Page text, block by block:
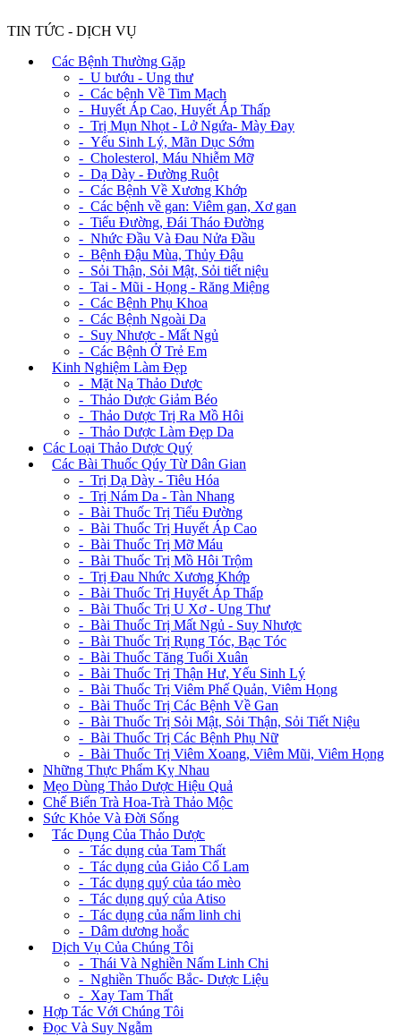
TIN TỨC - DỊCH VỤ
Các Bệnh Thường Gặp
- U bướu - Ung thư
- Các bệnh Về Tim Mạch
- Huyết Áp Cao, Huyết Áp Thấp
- Trị Mụn Nhọt - Lở Ngứa- Mày Đay
- Yếu Sinh Lý, Mãn Dục Sớm
- Cholesterol, Máu Nhiễm Mỡ
- Dạ Dày - Đường Ruột
- Các Bệnh Về Xương Khớp
- Các bệnh về gan: Viêm gan, Xơ gan
- Tiểu Đường, Đái Tháo Đường
- Nhức Đầu Và Đau Nửa Đầu
- Bệnh Đậu Mùa, Thủy Đậu
- Sỏi Thận, Sỏi Mật, Sỏi tiết niệu
- Tai - Mũi - Họng - Răng Miệng
- Các Bệnh Phụ Khoa
- Các Bệnh Ngoài Da
- Suy Nhược - Mất Ngủ
- Các Bệnh Ở Trẻ Em
Kinh Nghiệm Làm Đẹp
- Mặt Nạ Thảo Dược
- Thảo Dược Giảm Béo
- Thảo Dược Trị Ra Mồ Hôi
- Thảo Dược Làm Đẹp Da
Các Loại Thảo Dược Quý
Các Bài Thuốc Qúy Từ Dân Gian
- Trị Dạ Dày - Tiêu Hóa
- Trị Nám Da - Tàn Nhang
- Bài Thuốc Trị Tiểu Đường
- Bài Thuốc Trị Huyết Áp Cao
- Bài Thuốc Trị Mỡ Máu
- Bài Thuốc Trị Mồ Hôi Trộm
- Trị Đau Nhức Xương Khớp
- Bài Thuốc Trị Huyết Áp Thấp
- Bài Thuốc Trị U Xơ - Ung Thư
- Bài Thuốc Trị Mất Ngủ - Suy Nhược
- Bài Thuốc Trị Rụng Tóc, Bạc Tóc
- Bài Thuốc Tăng Tuổi Xuân
- Bài Thuốc Trị Thận Hư, Yếu Sinh Lý
- Bài Thuốc Trị Viêm Phế Quản, Viêm Họng
- Bài Thuốc Trị Các Bệnh Về Gan
- Bài Thuốc Trị Sỏi Mật, Sỏi Thận, Sỏi Tiết Niệu
- Bài Thuốc Trị Các Bệnh Phụ Nữ
- Bài Thuốc Trị Viêm Xoang, Viêm Mũi, Viêm Họng
Những Thực Phẩm Kỵ Nhau
Mẹo Dùng Thảo Dược Hiệu Quả
Chế Biến Trà Hoa-Trà Thảo Mộc
Sức Khỏe Và Đời Sống
Tác Dụng Của Thảo Dược
- Tác dụng của Tam Thất
- Tác dụng của Giảo Cổ Lam
- Tác dụng quý của táo mèo
- Tác dụng quý của Atiso
- Tác dụng của nấm linh chi
- Dâm dương hoắc
Dịch Vụ Của Chúng Tôi
- Thái Và Nghiền Nấm Linh Chi
- Nghiền Thuốc Bắc- Dược Liệu
- Xay Tam Thất
Hợp Tác Với Chúng Tôi
Đọc Và Suy Ngẫm